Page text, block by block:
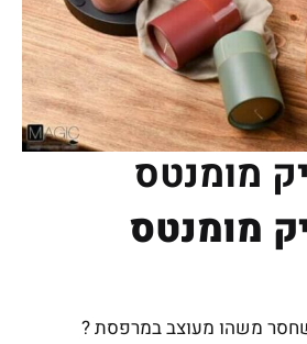
מומנטס
מומנטס
משהו מעוצב במרפסת ?